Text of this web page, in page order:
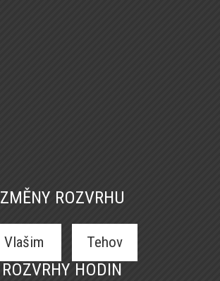
ZMĚNY ROZVRHU
Vlašim Tehov
ROZVRHY HODIN